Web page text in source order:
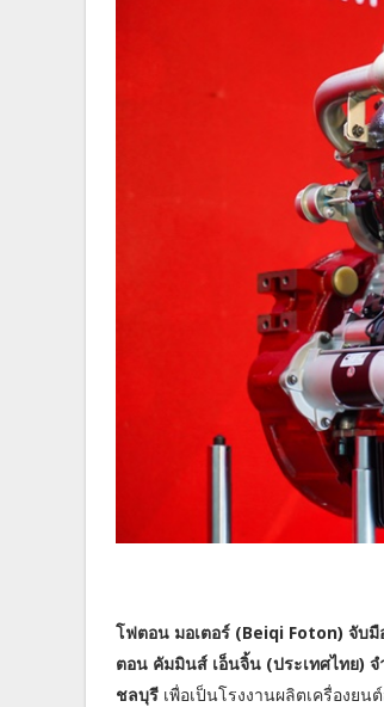
โฟตอน มอเตอร์ (Beiqi Foton) จับ
ตอน คัมมินส์ เอ็นจิ้น (ประเทศไทย)
ชลบุรี เพื่อเป็นโรงงานผลิตเครื่องย